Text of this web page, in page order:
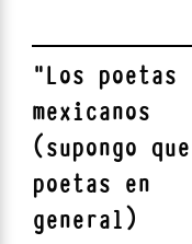
"Los poetas
mexicanos
(supongo
poetas en
general)